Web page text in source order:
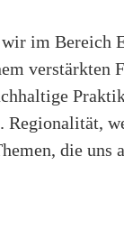
im Bereich
verstärkten
Regionalität,
die uns